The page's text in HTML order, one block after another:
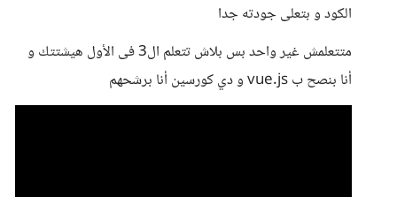
الكود و بتعلى جودته جدا
متتعلمش غير واحد بس بلاش تتعلم ال3 فى الأول هيشتتك و
أنا بنصح ب vue.js و دي كورسين أنا برشحهم